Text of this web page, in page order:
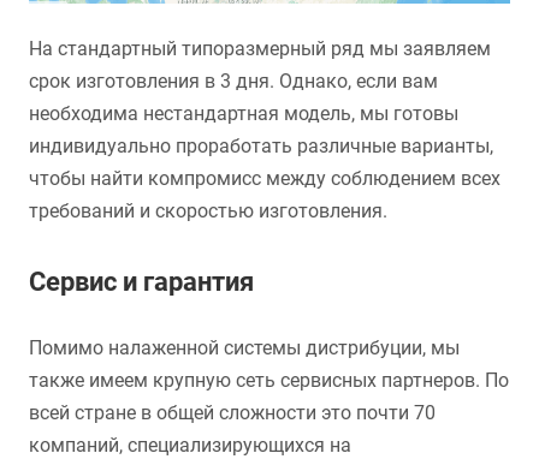
На стандартный типоразмерный ряд мы заявляем
срок изготовления в 3 дня. Однако, если вам
необходима нестандартная модель, мы готовы
индивидуально проработать различные варианты,
чтобы найти компромисс между соблюдением всех
требований и скоростью изготовления.
Сервис и гарантия
Помимо налаженной системы дистрибуции, мы
также имеем крупную сеть сервисных партнеров. По
всей стране в общей сложности это почти 70
компаний, специализирующихся на